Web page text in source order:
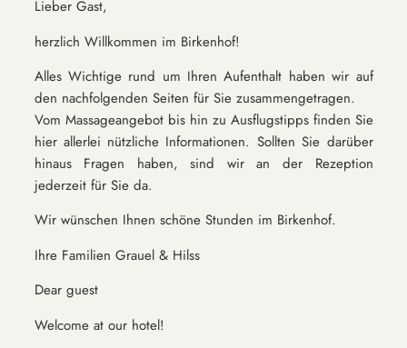
Lieber Gast,
herzlich Willkommen im Birkenhof!
Alles Wichtige rund um Ihren Aufenthalt haben wir auf
den nachfolgenden Seiten für Sie zusammengetragen.
Vom Massageangebot bis hin zu Ausflugstipps finden Sie
hier allerlei nützliche Informationen. Sollten Sie darüber
hinaus Fragen haben, sind wir an der Rezeption
jederzeit für Sie da.
Wir wünschen Ihnen schöne Stunden im Birkenhof.
Ihre Familien Grauel & Hilss
Dear guest
Welcome at our hotel!